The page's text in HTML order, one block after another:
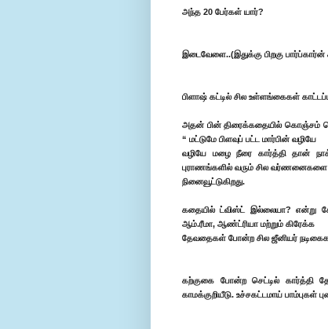
அந்த 20 பேர்கள் யார்?
இடைவேளை..(இதுக்கு பிறகு பார்ப்கார்ன்
பிளாஷ் கட்டில் சில உள்ளங்கைகள்
அதன் பின் திரைக்கதையில் கொஞ்சம்
“ மட்டுமே பிளவுப் பட்ட மார்பின் வழியே
வழியே மழை நீரை கார்த்தி தான்
புராணங்களில் வரும் சில வர்ணனைகளை
நினைவூட்டுகிறது.
கதையில் ட்விஸ்ட் இல்லையா? என்று
ஆம்.ரீமா, ஆண்ட்ரியா மற்றும் கிரேக்க
தேவதைகள் போன்ற சில ஜீனியர்
கற்குகை போன்ற செட்டில் கார்த்தி
காமக்குறியீடு. உச்சகட்டமாய் பாம்புகள்